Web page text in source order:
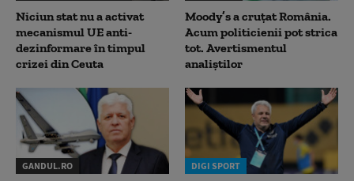
Niciun stat nu a activat
mecanismul UE anti-
dezinformare în timpul
crizei din Ceuta
Moody’s a cruțat România.
Acum politicienii pot strica
tot. Avertismentul
analiștilor
GANDUL.RO DIGI SPORT